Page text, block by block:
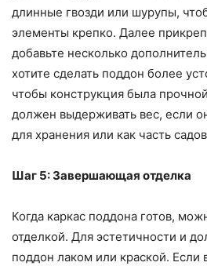
длинные гвозди или шурупы,
элементы крепко. Далее
добавьте несколько
хотите сделать поддон более
чтобы конструкция была
должен выдерживать вес, если
для хранения или как часть
Шаг 5: Завершающая отделка
Когда каркас поддона готов,
отделкой. Для эстетичности и
поддон лаком или краской. Если